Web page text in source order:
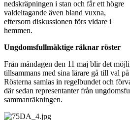
nedskräpningen i stan och får ett högre
valdeltagande även bland vuxna,
eftersom diskussionen förs vidare i
hemmen.
Ungdomsfullmäktige räknar röster
Från måndagen den 11 maj blir det
tillsammans med sina lärare gå till val
Rösterna samlas in regelbundet och
där sedan representanter från
sammanräkningen.